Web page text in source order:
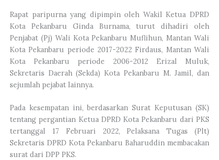
Rapat paripurna yang dipimpin oleh Wakil Ketua DPRD
Kota Pekanbaru Ginda Burnama, turut dihadiri oleh
Penjabat (Pj) Wali Kota Pekanbaru Muflihun, Mantan Wali
Kota Pekanbaru periode 2017-2022 Firdaus, Mantan Wali
Kota Pekanbaru periode 2006-2012 Erizal Muluk,
Sekretaris Daerah (Sekda) Kota Pekanbaru M. Jamil, dan
sejumlah pejabat lainnya.
Pada kesempatan ini, berdasarkan Surat Keputusan (SK)
tentang pergantian Ketua DPRD Kota Pekanbaru dari PKS
tertanggal 17 Februari 2022, Pelaksana Tugas (Plt)
Sekretaris DPRD Kota Pekanbaru Baharuddin membacakan
surat dari DPP PKS.